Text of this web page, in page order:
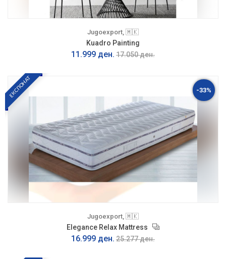
Jugoexport, 🇲🇰
Kuadro Painting
11.999 ден. 17.050 ден.
ЕКСПОНАТ -33%
Jugoexport, 🇲🇰
Elegance Relax Mattress
16.999 ден. 25.277 ден.